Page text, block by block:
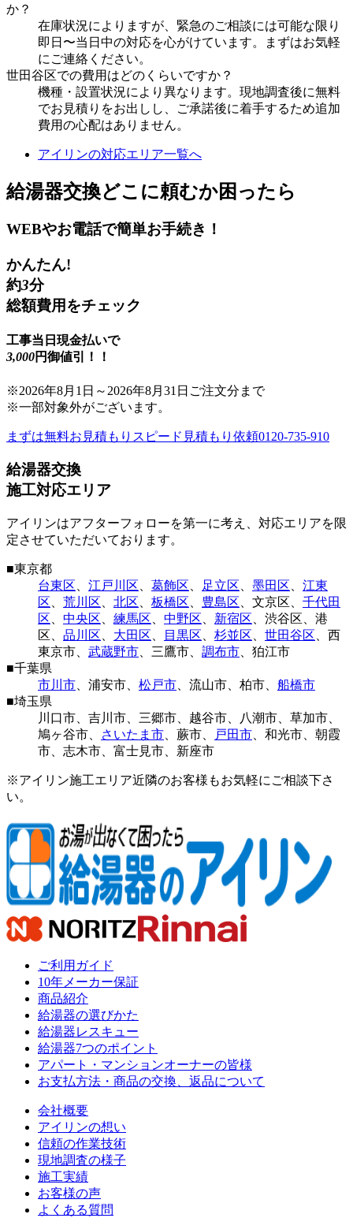
か？
在庫状況によりますが、緊急のご相談には可能な限り
即日〜当日中の対応を心がけています。まずはお気軽
にご連絡ください。
世田谷区での費用はどのくらいですか？
機種・設置状況により異なります。現地調査後に無料
でお見積りをお出しし、ご承諾後に着手するため追加
費用の心配はありません。
アイリンの対応エリア一覧へ
給湯器交換どこに頼むか困ったら
WEBやお電話で簡単お手続き！
かんたん!
約3分
総額費用をチェック
工事当日現金払いで
3,000円御値引！！
※2026年8月1日 ～ 2026年8月31日 ご注文分まで
※一部対象外がございます。
まずは無料お見積もり スピード見積もり依頼0120-735-910
給湯器交換
施工対応エリア
アイリンはアフターフォローを第一に考え、対応エリアを限
定させていただいております。
■東京都
台東区
江戸川区 葛飾区 足立区 墨田区
江東
区
荒川区 北区 板橋区 豊島区 文京区
千代田
区
中央区 練馬区 中野区 新宿区 渋谷区
港
区
品川区 大田区 目黒区 杉並区 世田谷区
西
東京市
武蔵野市 三鷹市 調布市
狛江市
■千葉県
市川市
浦安市 松戸市 流山市 柏市
船橋市
■埼玉県
川口市
吉川市 三郷市 越谷市 八潮市 草加市
鳩ヶ谷市
さいたま市 蕨市 戸田市 和光市
朝霞
市
志木市 富士見市 新座市
※アイリン施工エリア近隣のお客様もお気軽にご相談下さ
い。
ご利用ガイド
10年メーカー保証
商品紹介
給湯器の選びかた
給湯器レスキュー
給湯器7つのポイント
アパート・マンションオーナーの皆様
お支払方法・商品の交換、返品について
会社概要
アイリンの想い
信頼の作業技術
現地調査の様子
施工実績
お客様の声
よくある質問